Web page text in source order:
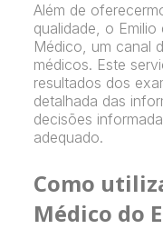
Além de
qualidade, o
Médico, um canal
médicos. Este
resultados dos
detalhada das
decisões
adequado.
Como
Médico do